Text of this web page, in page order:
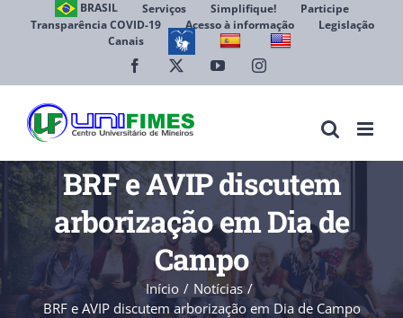
BRASIL Serviços Simplifique!
Participe
Transparência COVID-19
Acesso à informação
Legislação
Canais
Facebook YouTubeInstagram
BRF e AVIP discutem
arborização em Dia de
Campo
Início
Notícias
BRF e AVIP discutem arborização em Dia de Campo